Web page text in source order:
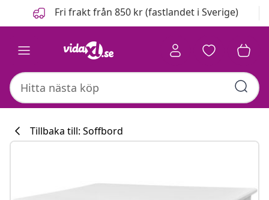
FöregåendeFri frakt från 850 kr (fastlandet i Sverige)
Tillbaka till: Soffbord